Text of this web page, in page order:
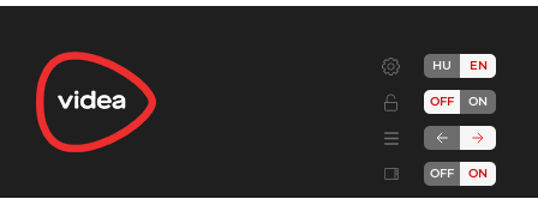
HU EN
OFF ON
OFF ON